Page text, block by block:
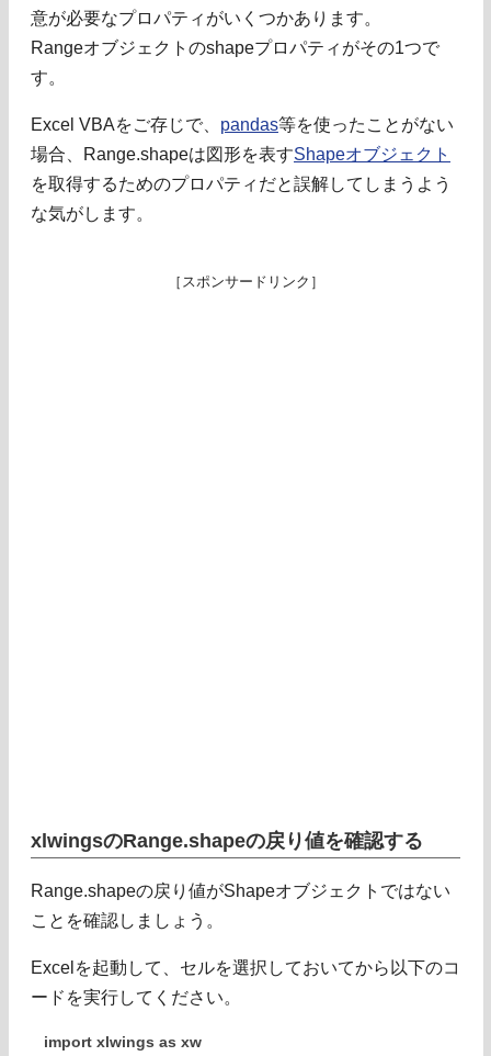
意が必要なプロパティがいくつかあります。
Rangeオブジェクトのshapeプロパティがその1つで
す。
Excel VBAをご存じで、 pandas等を使ったことがない
場合、Range.shapeは図形を表すShapeオブジェクト
を取得するためのプロパティだと誤解してしまうよう
な気がします。
［スポンサードリンク］
xlwingsのRange.shapeの戻り値を確認する
Range.shapeの戻り値がShapeオブジェクトではない
ことを確認しましょう。
Excelを起動して、セルを選択しておいてから以下のコ
ードを実行してください。
import xlwings as xw